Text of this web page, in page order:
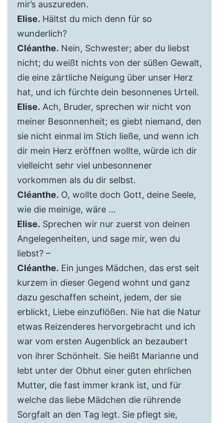
mir’s auszureden.
Elise. Hältst du mich denn für so
wunderlich?
Cléanthe. Nein, Schwester; aber du liebst
nicht; du weißt nichts von der süßen Gewalt,
die eine zärtliche Neigung über unser Herz
hat, und ich fürchte dein besonnenes Urteil.
Elise. Ach, Bruder, sprechen wir nicht von
meiner Besonnenheit; es giebt niemand, den
sie nicht einmal im Stich ließe, und wenn ich
dir mein Herz eröffnen wollte, würde ich dir
vielleicht sehr viel unbesonnener
vorkommen als du dir selbst.
Cléanthe. O, wollte doch Gott, deine Seele,
wie die meinige, wäre …
Elise. Sprechen wir nur zuerst von deinen
Angelegenheiten, und sage mir, wen du
liebst? –
Cléanthe. Ein junges Mädchen, das erst seit
kurzem in dieser Gegend wohnt und ganz
dazu geschaffen scheint, jedem, der sie
erblickt, Liebe einzuflößen. Nie hat die Natur
etwas Reizenderes hervorgebracht und ich
war vom ersten Augenblick an bezaubert
von ihrer Schönheit. Sie heißt Marianne und
lebt unter der Obhut einer guten ehrlichen
Mutter, die fast immer krank ist, und für
welche das liebe Mädchen die rührende
Sorgfalt an den Tag legt. Sie pflegt sie,